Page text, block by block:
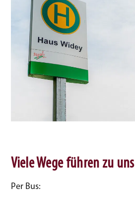
Viele Wege führen zu uns
Per Bus: